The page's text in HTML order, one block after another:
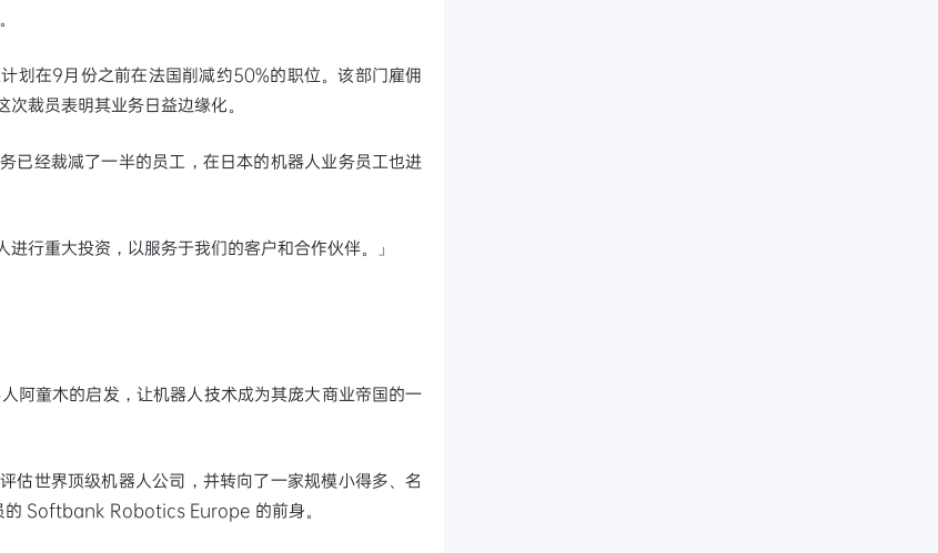
划在9月份之前在法国削减约50%的职位。该部门雇佣
裁员表明其业务日益边缘化。
已经裁减了一半的员工，在日本的机器人业务员工也进
行重大投资，以服务于我们的客户和合作伙伴。」
阿童木的启发，让机器人技术成为其庞大商业帝国的一
估世界顶级机器人公司，并转向了一家规模小得多、名
的 Softbank Robotics Europe 的前身。